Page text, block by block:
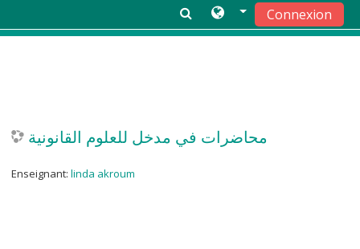
Connexion
محاضرات في مدخل للعلوم القانونية
Enseignant:linda akroum